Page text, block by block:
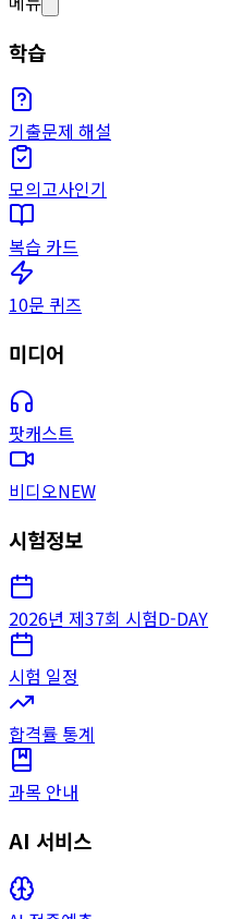
학습
기출문제 해설
모의고사인기
복습 카드
10문 퀴즈
미디어
팟캐스트
비디오NEW
시험정보
2026년 제37회 시험D-DAY
시험 일정
합격률 통계
과목 안내
AI 서비스